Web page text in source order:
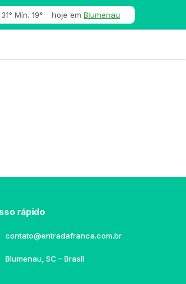
Mín. 19° hoje em Blumenau
rápido
contato@entradafranca.com.br
Blumenau, SC – Brasil